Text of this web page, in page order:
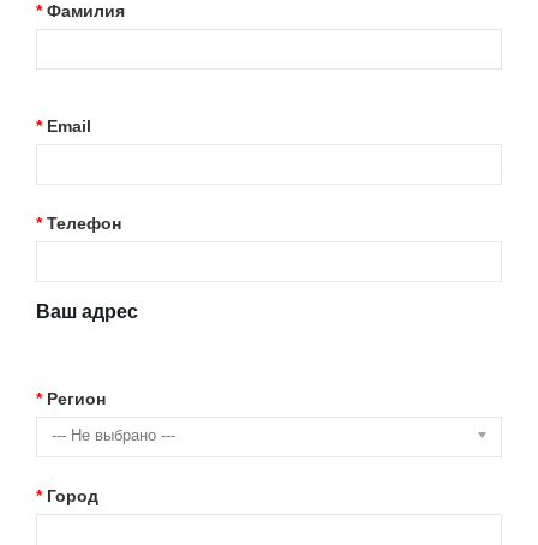
Фамилия
Email
Телефон
Ваш адрес
Регион
--- Не выбрано ---
Город